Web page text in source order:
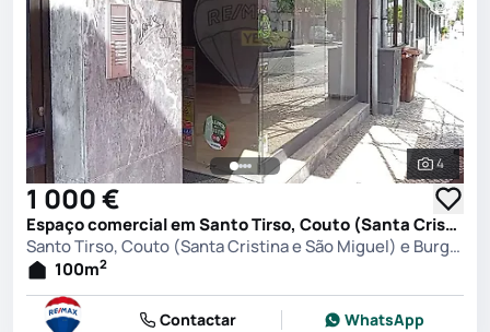
Ver
4
1 000 €
Espaço comercial em Santo Tirso, Couto (Santa Cristina e São Miguel) e Burgães, Santo Tirso
Santo Tirso, Couto (Santa Cristina e São Miguel) e Burgães, Santo Tirso
100m2
Contactar WhatsApp